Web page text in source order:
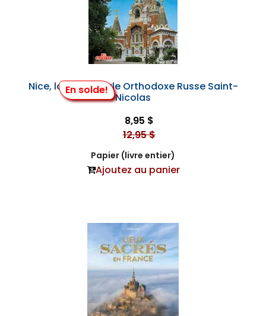
En solde!
Nice, la Cathédrale Orthodoxe Russe Saint-
Nicolas
8,95 $
12,95 $
Papier (livre entier)
Ajoutez au panier